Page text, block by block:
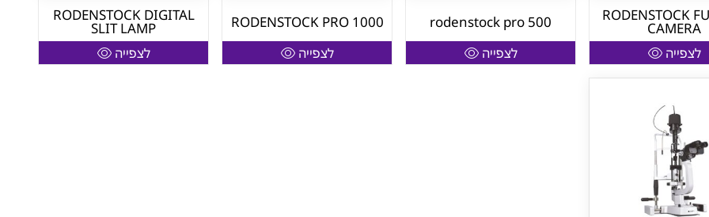
RODENSTOCK
CAMERA
לצפייה
rodenstock pro 500
לצפייה
RODENSTOCK PRO 1000
לצפייה
RODENSTOCK DIGITAL
SLIT LAMP
לצפייה